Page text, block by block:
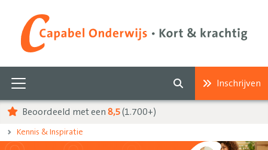
Inschrijven
Beoordeeld met een 8,5(1.700+)
Kennis & Inspiratie